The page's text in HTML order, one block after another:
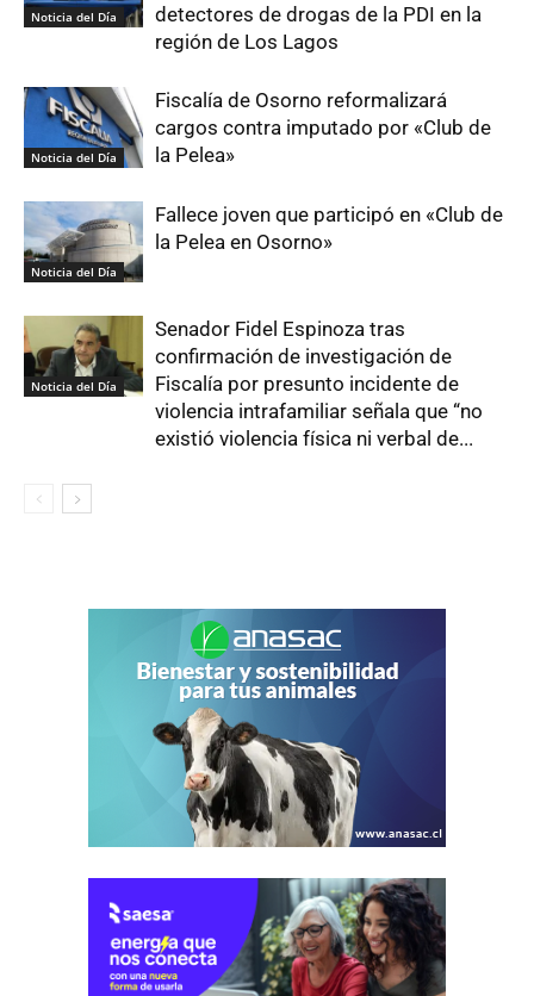
Noticia del Día
detectores de drogas de la PDI en la
región de Los Lagos
Noticia del Día
Fiscalía de Osorno reformalizará
cargos contra imputado por «Club de
la Pelea»
Noticia del Día
Fallece joven que participó en «Club de
la Pelea en Osorno»
Noticia del Día
Senador Fidel Espinoza tras
confirmación de investigación de
Fiscalía por presunto incidente de
violencia intrafamiliar señala que “no
existió violencia física ni verbal de...